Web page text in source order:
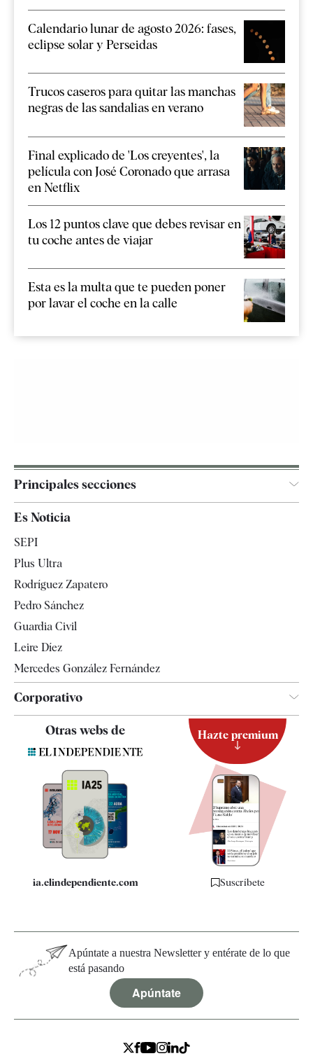
Calendario lunar de agosto 2026: fases,
eclipse solar y Perseidas
Trucos caseros para quitar las manchas
negras de las sandalias en verano
Final explicado de 'Los creyentes', la
película con José Coronado que arrasa
en Netflix
Los 12 puntos clave que debes revisar en
tu coche antes de viajar
Esta es la multa que te pueden poner
por lavar el coche en la calle
Principales secciones
Televisión
Es Noticia
SEPI
Plus Ultra
Rodríguez Zapatero
Pedro Sánchez
Guardia Civil
Leire Díez
Mercedes González Fernández
Corporativo
Quiénes somos
Especificaciones
Otras webs de
ia.elindependiente.com
Hazte premium
Suscríbete
Apúntate a nuestra Newsletter y entérate de lo que
está pasando
Apúntate